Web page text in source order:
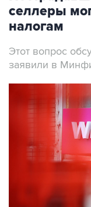
селлеры
налогам
Этот вопрос
заявили в